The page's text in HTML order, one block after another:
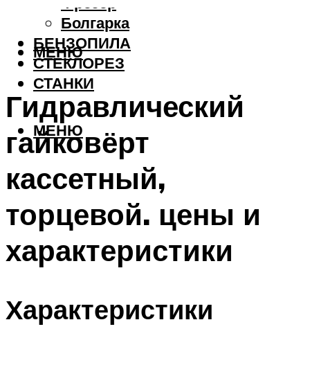
Болгарка
БЕНЗОПИЛА
СТЕКЛОРЕЗ
СТАНКИ
МЕНЮ
МЕНЮ
Гидравлический
гайковёрт
кассетный,
торцевой. цены и
характеристики
Характеристики